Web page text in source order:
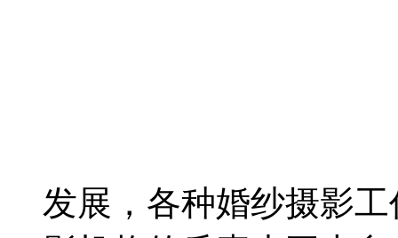
发展，各种婚纱摄影